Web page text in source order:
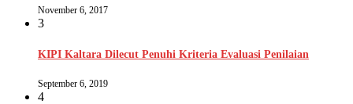
November 6, 2017
3
KIPI Kaltara Dilecut Penuhi Kriteria Evaluasi Penilaian
September 6, 2019
4